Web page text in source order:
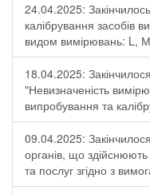
24.04.2025:
калібрування засобів
видом вимірювань: L,
18.04.2025:
"Невизначеність
випробування та
09.04.2025:
органів, що здійснюють
та послуг згідно з